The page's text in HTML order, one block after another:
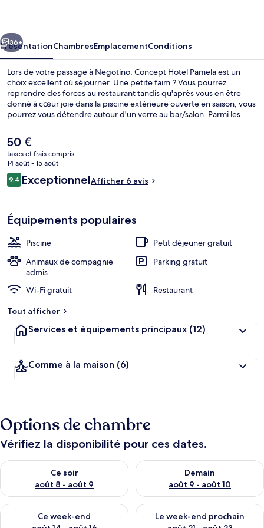
Suivant
36+
PrésentationChambresEmplacementConditions
Lors de votre passage à Negotino, Concept Hotel Pamela est un
choix excellent où séjourner. Une petite faim ? Vous pourrez
reprendre des forces au restaurant tandis qu'après vous en être
donné à cœur joie dans la piscine extérieure ouverte en saison, vous
pourrez vous détendre autour d'un verre au bar/salon. Parmi les
salle de fitness et un hammam.
Le
prix
actuel
est
de
50 €
taxes et frais compris
14 août - 15 août
Avis
voyageurs
9,49,4 sur 10
ExceptionnelAfficher 6 avis
Équipements populaires
Piscine
Petit déjeuner gratuit
Animaux de compagnie
admis
Parking gratuit
Wi-Fi gratuit
Restaurant
Tout afficher
Services et équipements principaux (12)
Comme à la maison (6)
Options de chambre
Vérifiez la disponibilité pour ces dates.
Ce soir
août 8 - août 9
Vérifier la disponibilité pour ce soir août 8 - août 9
Demain
août 9 - août 10
Vérifier la disponibilité pour
Ce week-end
Vérifier la disponibilité pour ce week-end août 14 - août 16
Le week-end prochain
Vérifier la disponibilité pour